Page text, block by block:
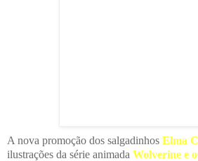
A nova promoção dos salgadinhos Elma
ilustrações da série animada Wolverine e